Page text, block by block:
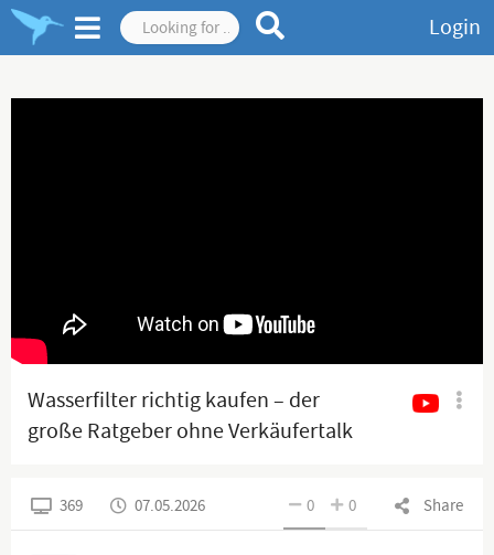
Login
Wasserfilter richtig kaufen – der
große Ratgeber ohne Verkäufertalk
Share
0 0
369 07.05.2026